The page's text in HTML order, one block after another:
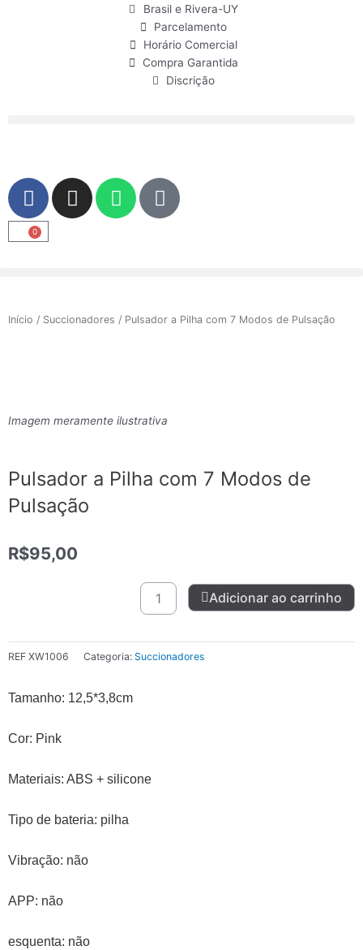
Brasil e Rivera-UY
Parcelamento
Horário Comercial
Compra Garantida
Discrição
F
a
c
e
o
k
I
n
a
W
h
p
p
U
s
0
Carrinho
Início / Succionadores / Pulsador a Pilha com 7 Modos de Pulsação
Imagem meramente ilustrativa
Pulsador a Pilha com 7 Modos de
Pulsação
R$95,00
Pulsador
a
com
7
Adicionar ao carrinho
REF XW1006 Categoria: Succionadores
Tamanho: 12,5*3,8cm
Cor: Pink
Materiais: ABS + silicone
Tipo de bateria: pilha
Vibração: não
APP: não
esquenta: não